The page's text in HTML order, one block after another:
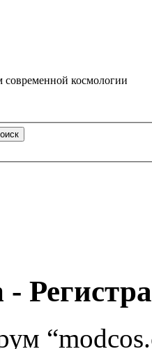
космологии
-